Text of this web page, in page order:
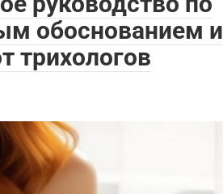
обоснованием и
трихологов